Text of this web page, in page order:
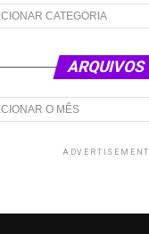
ARQUIVOS
ADVERTISEMENT